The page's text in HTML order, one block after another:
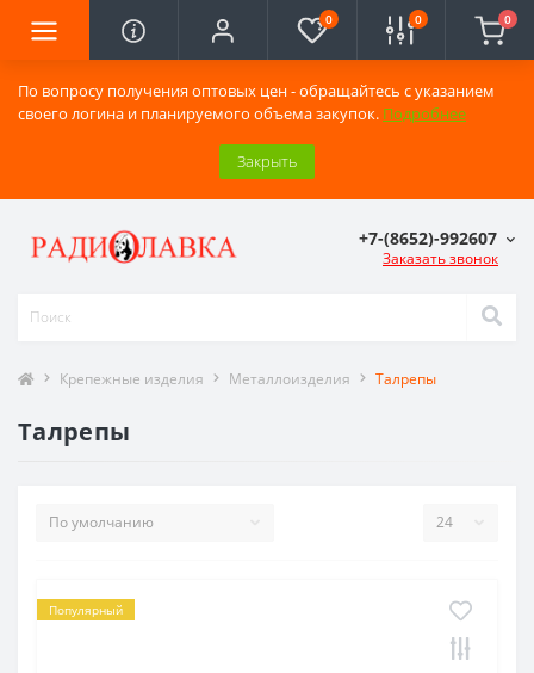
По вопросу получения оптовых цен - обращайтесь с указанием
своего логина и планируемого объема закупок. Подробнее
Закрыть
0 0 0
+7-(8652)-992607
Заказать звонок
Крепежные изделия Металлоизделия Талрепы
Талрепы
Популярный